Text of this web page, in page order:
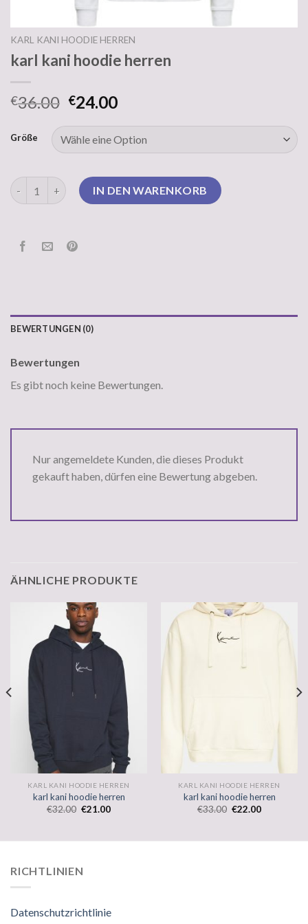
KARL KANI HOODIE HERREN
karl kani hoodie herren
€36.00 €24.00
Größe
karl kani hoodie herren MengeIN DEN WARENKORB
BEWERTUNGEN (0)
Bewertungen
Es gibt noch keine Bewertungen.
Nur angemeldete Kunden, die dieses Produkt
gekauft haben, dürfen eine Bewertung abgeben.
ÄHNLICHE PRODUKTE
KARL KANI HOODIE HERREN
karl kani hoodie herren
€32.00 €21.00
KARL KANI HOODIE HERREN
karl kani hoodie herren
€33.00 €22.00
RICHTLINIEN
Datenschutzrichtlinie